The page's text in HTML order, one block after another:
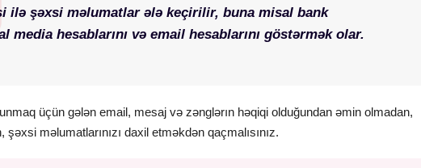
ilə şəxsi məlumatlar ələ keçirilir, buna misal bank
media hesablarını və email hesablarını göstərmək olar.
üçün gələn email, mesaj və zənglərın həqiqi olduğundan əmin olmadan,
məlumatlarınızı daxil etməkdən qaçmalısınız.